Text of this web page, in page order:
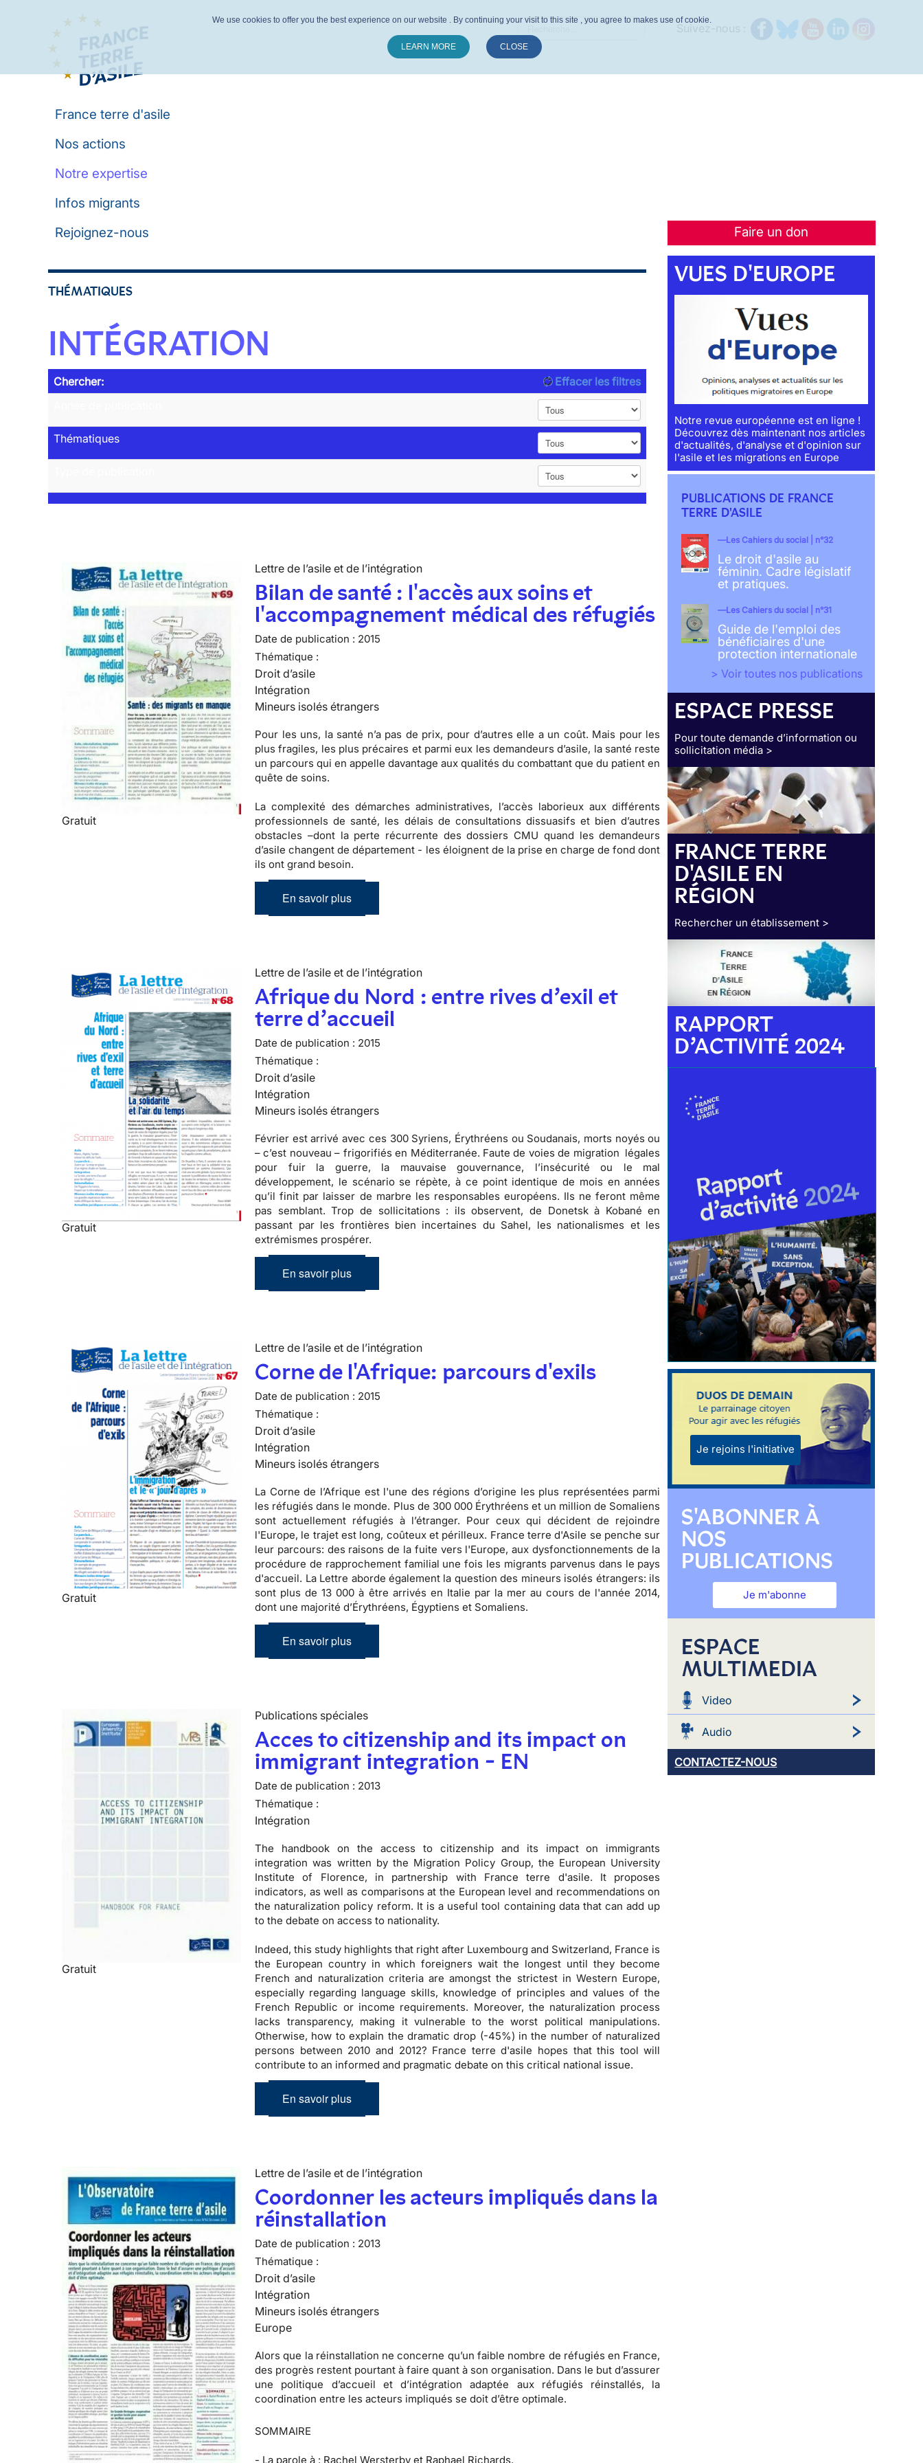
France terre d'asile
Nos actions
Notre expertise
Infos migrants
Faire un don
Rejoignez-nous
THÉMATIQUES
INTÉGRATION
Chercher:
Effacer les filtres
Thématiques
Gratuit
Lettre de l’asile et de l’intégration
Bilan de santé : l'accès aux soins et
l'accompagnement médical des réfugiés
Date de publication : 2015
Thématique :
Droit d’asile
Intégration
Mineurs isolés étrangers
Pour les uns, la santé n’a pas de prix, pour d’autres elle a un coût. Mais pour les
plus fragiles, les plus précaires et parmi eux les demandeurs d’asile, la santé reste
un parcours qui en appelle davantage aux qualités du combattant que du patient en
quête de soins.
La complexité des démarches administratives, l’accès laborieux aux différents
professionnels de santé, les délais de consultations dissuasifs et bien d’autres
obstacles –dont la perte récurrente des dossiers CMU quand les demandeurs
d’asile changent de département - les éloignent de la prise en charge de fond dont
ils ont grand besoin.
En savoir plus
Gratuit
Lettre de l’asile et de l’intégration
Afrique du Nord : entre rives d’exil et
terre d’accueil
Date de publication : 2015
Thématique :
Droit d’asile
Intégration
Mineurs isolés étrangers
Février est arrivé avec ces 300 Syriens, Érythréens ou Soudanais, morts noyés ou
– c’est nouveau – frigorifiés en Méditerranée. Faute de voies de migration légales
pour fuir la guerre, la mauvaise gouvernance, l’insécurité ou le mal
développement, le scénario se répète, à ce point identique de mois en années
qu’il finit par laisser de marbre les responsables européens. Ils ne feront même
pas semblant. Trop de sollicitations : ils observent, de Donetsk à Kobané en
passant par les frontières bien incertaines du Sahel, les nationalismes et les
extrémismes prospérer.
En savoir plus
Gratuit
Lettre de l’asile et de l’intégration
Corne de l'Afrique: parcours d'exils
Date de publication : 2015
Thématique :
Droit d’asile
Intégration
Mineurs isolés étrangers
La Corne de l’Afrique est l'une des régions d’origine les plus représentées parmi
les réfugiés dans le monde. Plus de 300 000 Érythréens et un million de Somaliens
sont actuellement réfugiés à l’étranger. Pour ceux qui décident de rejoindre
l'Europe, le trajet est long, coûteux et périlleux. France terre d'Asile se penche sur
leur parcours: des raisons de la fuite vers l'Europe, aux dysfonctionnements de la
procédure de rapprochement familial une fois les migrants parvenus dans le pays
d'accueil. La Lettre aborde également la question des mineurs isolés étrangers: ils
sont plus de 13 000 à être arrivés en Italie par la mer au cours de l'année 2014,
dont une majorité d’Érythréens, Égyptiens et Somaliens.
En savoir plus
Gratuit
Publications spéciales
Acces to citizenship and its impact on
immigrant integration - EN
Date de publication : 2013
Thématique :
Intégration
The handbook on the access to citizenship and its impact on immigrants
integration was written by the Migration Policy Group, the European University
Institute of Florence, in partnership with France terre d'asile. It proposes
indicators, as well as comparisons at the European level and recommendations on
the naturalization policy reform. It is a useful tool containing data that can add up
to the debate on access to nationality.
Indeed, this study highlights that right after Luxembourg and Switzerland, France is
the European country in which foreigners wait the longest until they become
French and naturalization criteria are amongst the strictest in Western Europe,
especially regarding language skills, knowledge of principles and values of the
French Republic or income requirements. Moreover, the naturalization process
lacks transparency, making it vulnerable to the worst political manipulations.
Otherwise, how to explain the dramatic drop (-45%) in the number of naturalized
persons between 2010 and 2012? France terre d'asile hopes that this tool will
contribute to an informed and pragmatic debate on this critical national issue.
En savoir plus
Lettre de l’asile et de l’intégration
Coordonner les acteurs impliqués dans la
réinstallation
Date de publication : 2013
Thématique :
Droit d’asile
Intégration
Mineurs isolés étrangers
Europe
Alors que la réinstallation ne concerne qu’un faible nombre de réfugiés en France,
des progrès restent pourtant à faire quant à son organisation. Dans le but d’assurer
une politique d’accueil et d’intégration adaptée aux réfugiés réinstallés, la
coordination entre les acteurs impliqués se doit d’être optimale.
SOMMAIRE
- La parole à : Rachel Wersterby et Raphael Richards.
VUES D'EUROPE
Notre revue européenne est en ligne !
Découvrez dès maintenant nos articles
d'actualités, d'analyse et d'opinion sur
l'asile et les migrations en Europe
PUBLICATIONS DE FRANCE
TERRE D'ASILE
Les Cahiers du social | n°32
Le droit d'asile au
féminin. Cadre législatif
et pratiques.
Les Cahiers du social | n°31
Guide de l'emploi des
bénéficiaires d'une
protection internationale
> Voir toutes nos publications
ESPACE PRESSE
Pour toute demande d’information ou
sollicitation média >
FRANCE TERRE
D'ASILE EN
RÉGION
Rechercher un établissement >
RAPPORT
D’ACTIVITÉ 2024
Je rejoins l'initiative
S'ABONNER À
NOS
PUBLICATIONS
Je m'abonne
ESPACE
MULTIMEDIA
Video
Audio
CONTACTEZ-NOUS
We use cookies to offer you the best experience on our website . By continuing your visit to this site , you agree to makes use of cookie.
LEARN MORE CLOSE